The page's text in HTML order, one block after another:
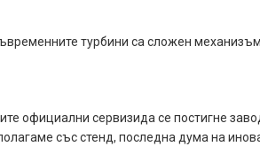
турбини са сложен
официални сервизида се постигне
със стенд, последна дума на